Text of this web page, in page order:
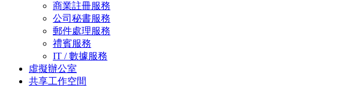
商業註冊服務
公司秘書服務
郵件處理服務
禮賓服務
IT / 數據服務
虛擬辦公室
共享工作空間